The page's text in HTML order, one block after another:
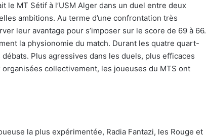
le MT Sétif à l’USM Alger dans un duel entre deux
ambitions. Au terme d’une confrontation très
leur avantage pour s’imposer sur le score de 69 à 66.
la physionomie du match. Durant les quatre quart-
Plus agressives dans les duels, plus efficaces
collectivement, les joueuses du MTS ont
la plus expérimentée, Radia Fantazi, les Rouge et